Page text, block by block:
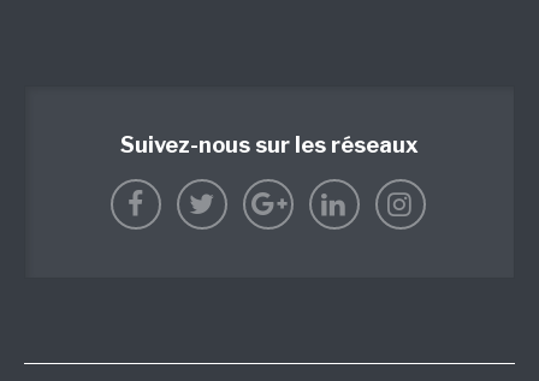
Suivez-nous sur les réseaux